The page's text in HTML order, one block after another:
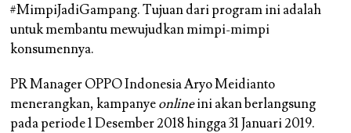
#MimpiJadiGampang. Tujuan dari program ini adalah
untuk membantu mewujudkan mimpi-mimpi
konsumennya.
PR Manager OPPO Indonesia Aryo Meidianto
menerangkan, kampanyeonlineini akan berlangsung
pada periode 1 Desember 2018 hingga 31 Januari 2019.